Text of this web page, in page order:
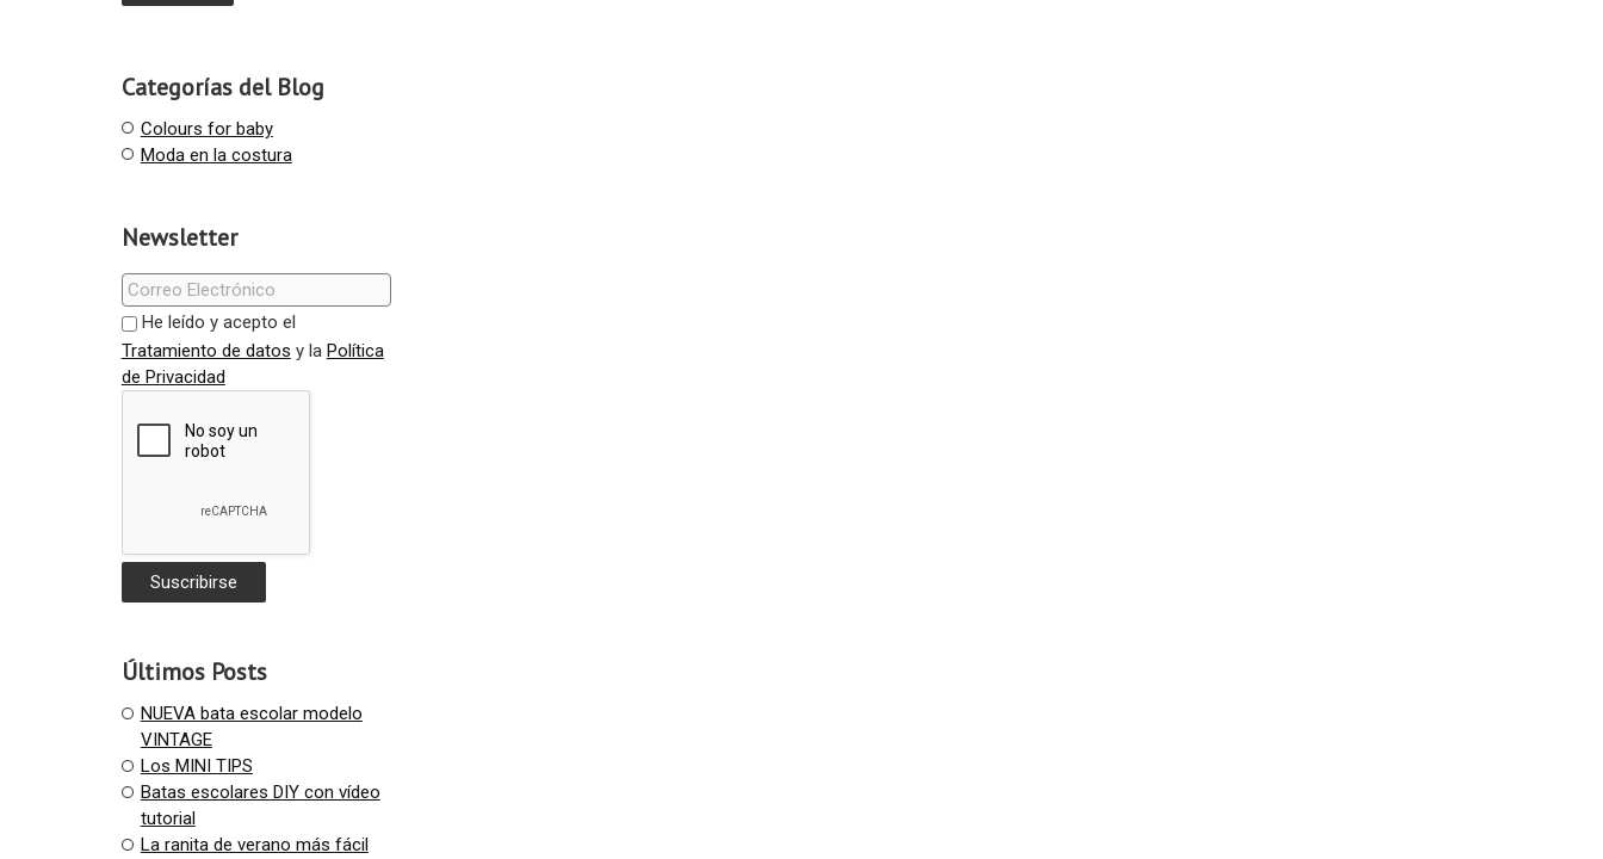
Categorías del Blog
Colours for baby
Moda en la costura
Newsletter
He leído y acepto el
Tratamiento de datos y la Política
de Privacidad
Últimos Posts
NUEVA bata escolar modelo
VINTAGE
Los MINI TIPS
Batas escolares DIY con vídeo
tutorial
La ranita de verano más fácil